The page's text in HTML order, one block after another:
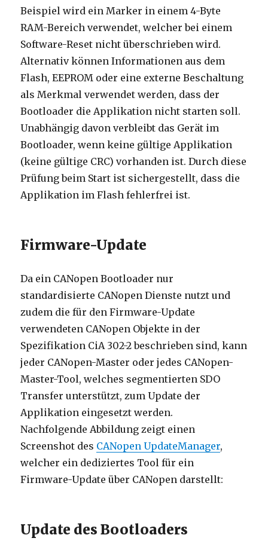
Beispiel wird ein Marker in einem 4-Byte
RAM-Bereich verwendet, welcher bei einem
Software-Reset nicht überschrieben wird.
Alternativ können Informationen aus dem
Flash, EEPROM oder eine externe Beschaltung
als Merkmal verwendet werden, dass der
Bootloader die Applikation nicht starten soll.
Unabhängig davon verbleibt das Gerät im
Bootloader, wenn keine gültige Applikation
(keine gültige CRC) vorhanden ist. Durch diese
Prüfung beim Start ist sichergestellt, dass die
Applikation im Flash fehlerfrei ist.
Firmware-Update
Da ein CANopen Bootloader nur
standardisierte CANopen Dienste nutzt und
zudem die für den Firmware-Update
verwendeten CANopen Objekte in der
Spezifikation CiA 302-2 beschrieben sind, kann
jeder CANopen-Master oder jedes CANopen-
Master-Tool, welches segmentierten SDO
Transfer unterstützt, zum Update der
Applikation eingesetzt werden.
Nachfolgende Abbildung zeigt einen
Screenshot des CANopen UpdateManager,
welcher ein dediziertes Tool für ein
Firmware-Update über CANopen darstellt:
Update des Bootloaders